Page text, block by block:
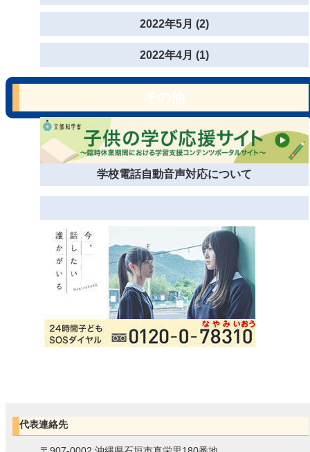
2022年5月 (2)
2022年4月 (1)
学校電話自動音声対応について
代表連絡先